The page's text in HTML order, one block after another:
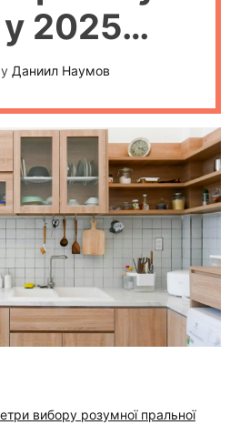
2025
та поради
Даниил Наумов
вибору розумної пральної